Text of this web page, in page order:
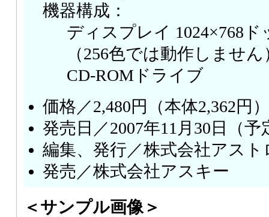
機器構成：
ディスプレイ 1024×768ド
（256色では動作しません
CD-ROMドライブ
価格／2,480円（本体2,362円）
発売日／2007年11月30日（予
編集、発行／株式会社アスト
発売／株式会社アスキー
＜サンプル画像＞